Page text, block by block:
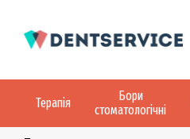
Терапія
Бори
стоматологічні